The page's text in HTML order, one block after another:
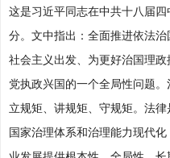
这是习近平同志在中共十八届
分。文中指出：全面推进依法
社会主义出发、为更好治国理
党执政兴国的一个全局性问题
立规矩、讲规矩、守规矩。法
国家治理体系和治理能力现代